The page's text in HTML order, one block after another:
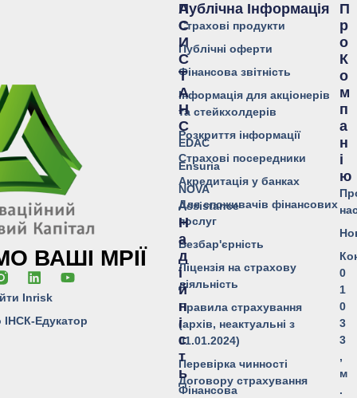
ВАШІ МРІЇ
Inrisk
ІНСК-Едукатор
Публічна Інформація
Страхові продукти
Публічні оферти
Фінансова звітність
Інформація для акціонерів
та стейкхолдерів
Розкриття інформації
Страхові посередники
Акредитація у банках
Для споживачів фінансових
послуг
Безбар'єрність
Ліцензія на страхову
діяльність
Правила страхування
(архів, неактуальні з
01.01.2024)
Перевірка чинності
Договору страхування
А
С
И
С
Т
А
Н
С
EDAC
Ensuria
NOVA
Assistance
Н
А
Д
І
Й
Н
І
С
Т
Ь
Фінансова
П
Р
О
К
О
М
П
А
Н
І
Ю
0
1
0
3
3
,
м
.